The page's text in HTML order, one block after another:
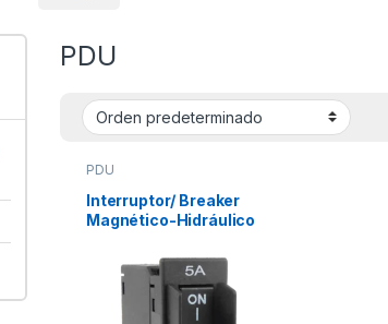
PDU
PDU
Interruptor/ Breaker
Magnético-Hidráulico